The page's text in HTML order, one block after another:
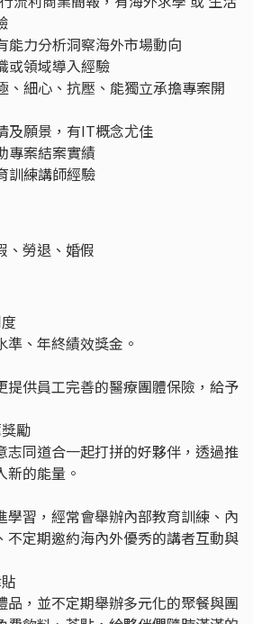
能力分析洞察海外市場動向
或領域導入經驗
、細心、抗壓、能獨立承擔專案開
及願景，有IT概念尤佳
專案結案實績
訓練講師經驗
、勞退、婚假
、年終績效獎金。
提供員工完善的醫療團體保險，給予
勵
志同道合一起打拼的好夥伴，透過推
的能量。
學習，經常會舉辦內部教育訓練、內
不定期邀約海內外優秀的講者互動與
品，並不定期舉辦多元化的聚餐與團